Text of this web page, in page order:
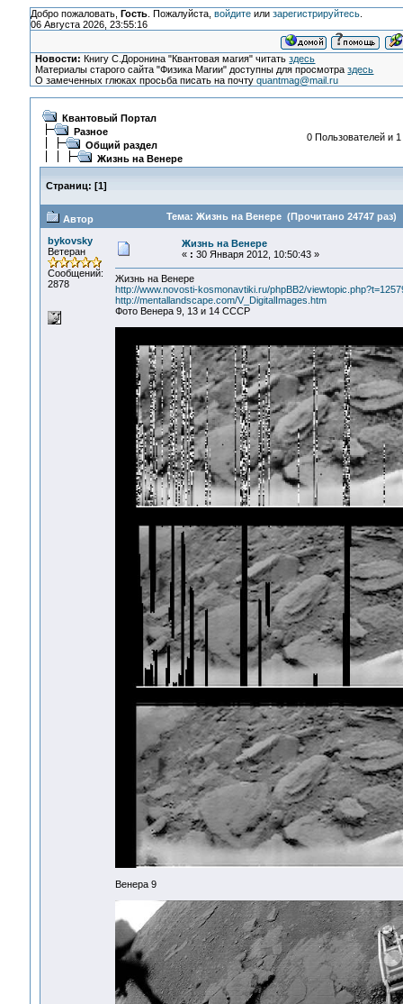
Добро пожаловать, Гость. Пожалуйста, войдитеили зарегистрируйтесь.
06 Августа 2026, 23:55:16
Новости: Книгу С.Доронина "Квантовая магия" читатьздесь
Материалы старого сайта "Физика Магии" доступны для просмотраздесь
О замеченных глюках просьба писать на почтуquantmag@mail.ru
Квантовый Портал
Разное
Общий раздел
Жизнь на Венере
0 Пользователей и
Страниц: [1]
Автор Тема: Жизнь на Венере (Прочитано 24747 раз)
bykovsky
Ветеран
Сообщений:
2878
Жизнь на Венере
« : 30 Января 2012, 10:50:43 »
Жизнь на Венере
http://www.novosti-kosmonavtiki.ru/phpBB2/
http://mentallandscape.com/V_DigitalImages.htm
Фото Венера 9, 13 и 14 СССР
Венера 9